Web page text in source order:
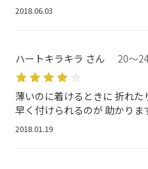
2018.06.03
ハートキラキラ さん 20～
薄いのに着けるときに 折れ
早く付けられるのが 助かりま
2018.01.19